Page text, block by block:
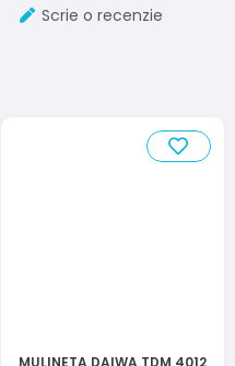
Scrie o recenzie
MULINETA DAIWA TDM 4012